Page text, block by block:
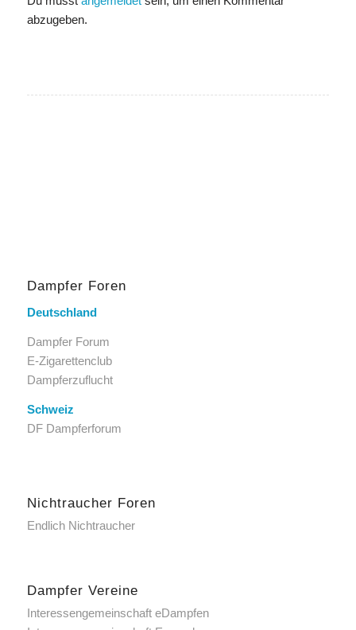
abzugeben.
Dampfer Foren
Deutschland
Dampfer Forum
E-Zigarettenclub
Dampferzuflucht
Schweiz
DF Dampferforum
Nichtraucher Foren
Endlich Nichtraucher
Dampfer Vereine
Interessengemeinschaft eDampfen